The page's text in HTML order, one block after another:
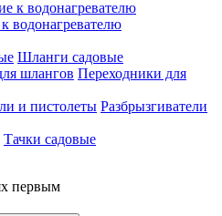
водонагревателю
Шланги садовые
Переходники для
Разбрызгиватели
Тачки садовые
первым